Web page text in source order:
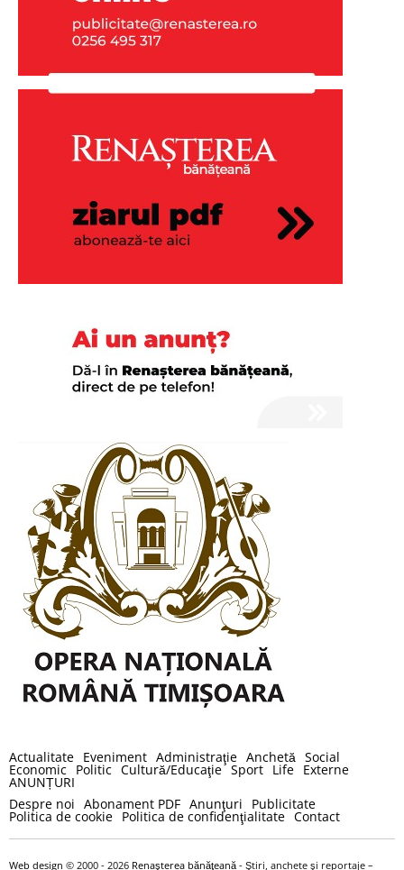
Actualitate Eveniment Administraţie Anchetă Social
Economic Politic Cultură/Educaţie Sport Life Externe
ANUNȚURI
Despre noi Abonament PDF Anunţuri Publicitate
Politica de cookie Politica de confidenţialitate Contact
Web design © 2000 - 2026 Renaşterea bănăţeană - Ştiri, anchete şi reportaje –